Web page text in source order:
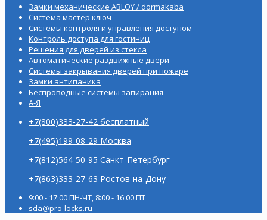
Замки механические ABLOY / dormakaba
Система мастер ключ
Системы контроля и управления доступом
Контроль доступа для гостиниц
Решения для дверей из стекла
Автоматические раздвижные двери
Системы закрывания дверей при пожаре
Замки антипаника
Беспроводные системы запирания
А-Я
+7(800)333-27-42 бесплатный
+7(495)199-08-29 Москва
+7(812)564-50-95 Санкт-Петербург
+7(863)333-27-63 Ростов-на-Дону
9:00 - 17:00 ПН-ЧТ, 8:00 - 16:00 ПТ
sda@pro-locks.ru